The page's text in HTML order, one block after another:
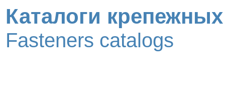
Каталоги
Fasteners catalogs